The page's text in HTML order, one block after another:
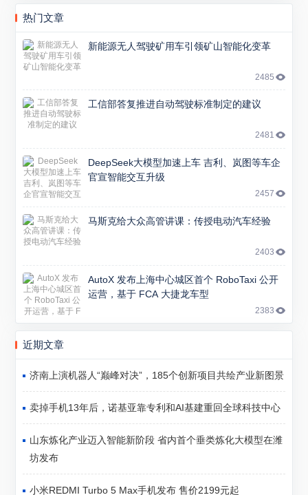
热门文章
新能源无人驾驶矿用车引领矿山智能化变革
2485
工信部答复推进自动驾驶标准制定的建议
2481
DeepSeek大模型加速上车 吉利、岚图等车企
官宣智能交互升级
2457
马斯克给大众高管讲课：传授电动汽车经验
2403
AutoX 发布上海中心城区首个 RoboTaxi 公开
运营，基于 FCA 大捷龙车型
2383
近期文章
济南上演机器人“巅峰对决”，185个创新项目共绘产业新图景
卖掉手机13年后，诺基亚靠专利和AI基建重回全球科技中心
山东炼化产业迈入智能新阶段 省内首个垂类炼化大模型在潍
坊发布
小米REDMI Turbo 5 Max手机发布 售价2199元起